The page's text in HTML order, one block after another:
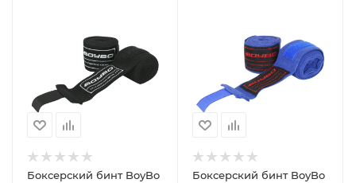
Боксерский бинт BoyBo
Боксерский бинт BoyBo